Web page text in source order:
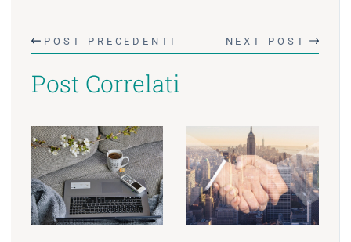
POST PRECEDENTI NEXT POST
Post Correlati